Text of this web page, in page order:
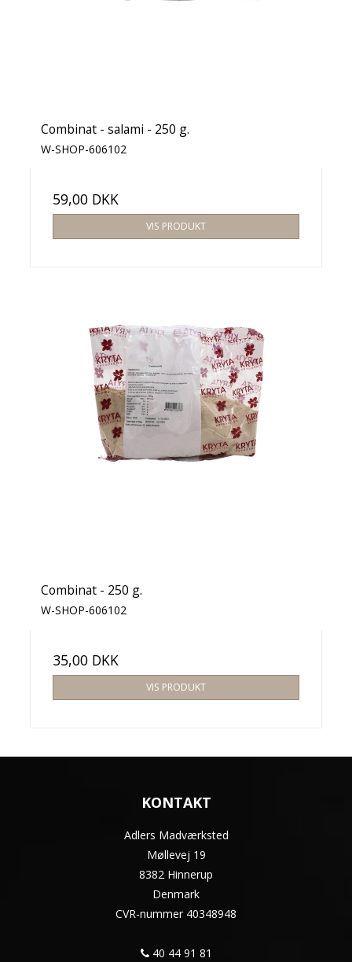
Combinat - salami - 250 g.
W-SHOP-606102
59,00 DKK
VIS PRODUKT
Combinat - 250 g.
W-SHOP-606102
35,00 DKK
VIS PRODUKT
KONTAKT
Adlers Madværksted
Møllevej 19
8382 Hinnerup
Denmark
CVR-nummer 40348948
40 44 91 81